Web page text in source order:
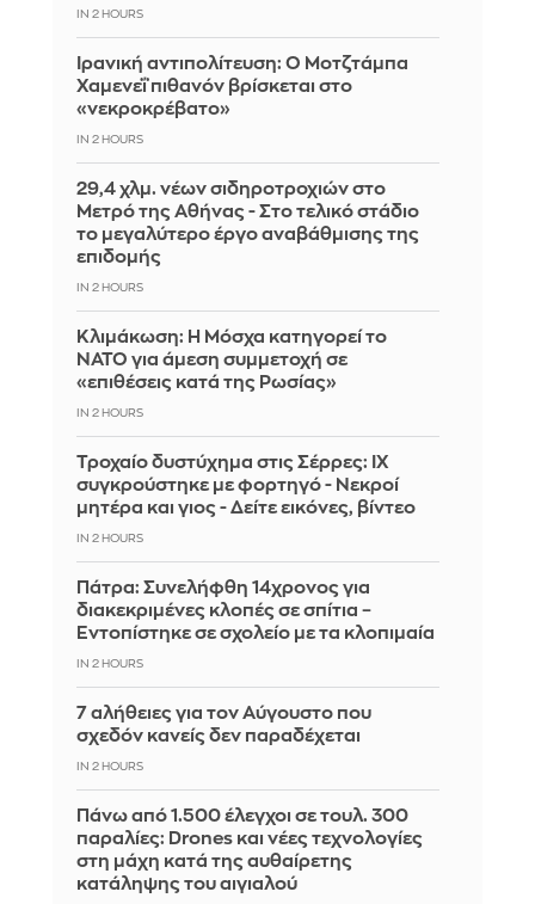
IN 2 HOURS
Ιρανική αντιπολίτευση: Ο Μοτζτάμπα
Χαμενεΐ πιθανόν βρίσκεται στο
«νεκροκρέβατο»
IN 2 HOURS
29,4 χλμ. νέων σιδηροτροχιών στο
Μετρό της Αθήνας - Στο τελικό στάδιο
το μεγαλύτερο έργο αναβάθμισης της
επιδομής
IN 2 HOURS
Κλιμάκωση: Η Μόσχα κατηγορεί το
ΝΑΤΟ για άμεση συμμετοχή σε
«επιθέσεις κατά της Ρωσίας»
IN 2 HOURS
Τροχαίο δυστύχημα στις Σέρρες: ΙΧ
συγκρούστηκε με φορτηγό - Νεκροί
μητέρα και γιος - Δείτε εικόνες, βίντεο
IN 2 HOURS
Πάτρα: Συνελήφθη 14χρονος για
διακεκριμένες κλοπές σε σπίτια –
Εντοπίστηκε σε σχολείο με τα κλοπιμαία
IN 2 HOURS
7 αλήθειες για τον Αύγουστο που
σχεδόν κανείς δεν παραδέχεται
IN 2 HOURS
Πάνω από 1.500 έλεγχοι σε τουλ. 300
παραλίες: Drones και νέες τεχνολογίες
στη μάχη κατά της αυθαίρετης
κατάληψης του αιγιαλού